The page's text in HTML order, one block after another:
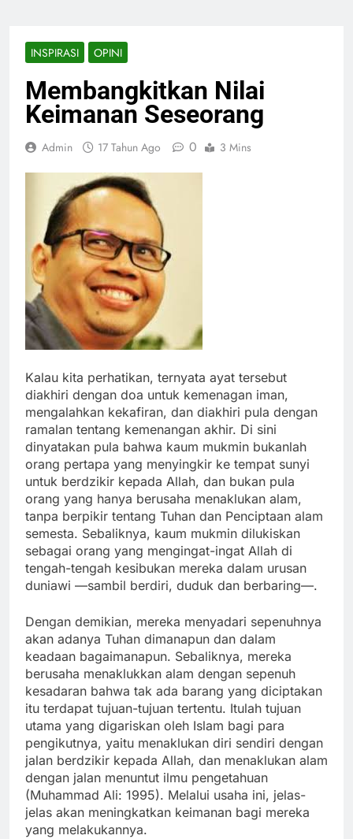
INSPIRASI OPINI
Membangkitkan Nilai
Keimanan Seseorang
Admin 17 Tahun Ago 0 3 Mins
Kalau kita perhatikan, ternyata ayat tersebut
diakhiri dengan doa untuk kemenagan iman,
mengalahkan kekafiran, dan diakhiri pula dengan
ramalan tentang kemenangan akhir. Di sini
dinyatakan pula bahwa kaum mukmin bukanlah
orang pertapa yang menyingkir ke tempat sunyi
untuk berdzikir kepada Allah, dan bukan pula
orang yang hanya berusaha menaklukan alam,
tanpa berpikir tentang Tuhan dan Penciptaan alam
semesta. Sebaliknya, kaum mukmin dilukiskan
sebagai orang yang mengingat-ingat Allah di
tengah-tengah kesibukan mereka dalam urusan
duniawi —sambil berdiri, duduk dan berbaring—.
Dengan demikian, mereka menyadari sepenuhnya
akan adanya Tuhan dimanapun dan dalam
keadaan bagaimanapun. Sebaliknya, mereka
berusaha menaklukkan alam dengan sepenuh
kesadaran bahwa tak ada barang yang diciptakan
itu terdapat tujuan-tujuan tertentu. Itulah tujuan
utama yang digariskan oleh Islam bagi para
pengikutnya, yaitu menaklukan diri sendiri dengan
jalan berdzikir kepada Allah, dan menaklukan alam
dengan jalan menuntut ilmu pengetahuan
(Muhammad Ali: 1995). Melalui usaha ini, jelas-
jelas akan meningkatkan keimanan bagi mereka
yang melakukannya.